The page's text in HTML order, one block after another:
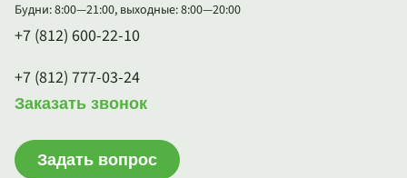
Будни: 8:00—21:00, выходные: 8:00—20:00
+7 (812) 600-22-10
+7 (812) 777-03-24
Заказать звонок
Задать вопрос